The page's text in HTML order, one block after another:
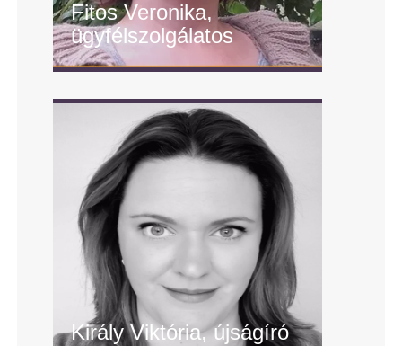
ügyfélszolgálatos"/>
Fitos Veronika,
ügyfélszolgálatos
Király Viktória, újságíró